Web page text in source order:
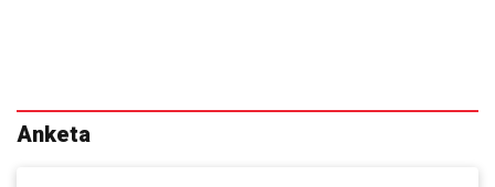
Anketa